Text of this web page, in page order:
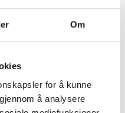
Om
for å kunne
å analysere
i orden/atferd.
(læreplass er en
læreplass hvis